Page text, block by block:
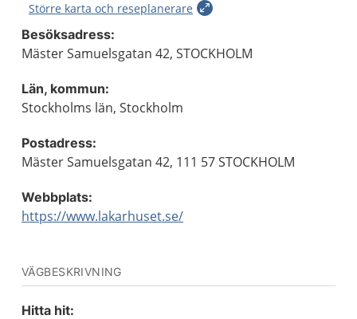
Större karta och reseplanerare
Besöksadress:
Mäster Samuelsgatan 42, STOCKHOLM
Län, kommun:
Stockholms län, Stockholm
Postadress:
Mäster Samuelsgatan 42, 111 57 STOCKHOLM
Webbplats:
https://www.lakarhuset.se/
VÄGBESKRIVNING
Hitta hit: